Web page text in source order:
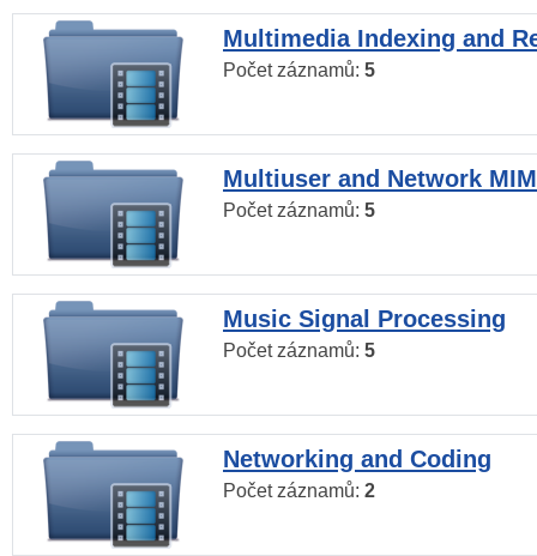
Multimedia Indexing and
Počet záznamů: 5
Multiuser and Network
Počet záznamů: 5
Music Signal Processing
Počet záznamů: 5
Networking and Coding
Počet záznamů: 2